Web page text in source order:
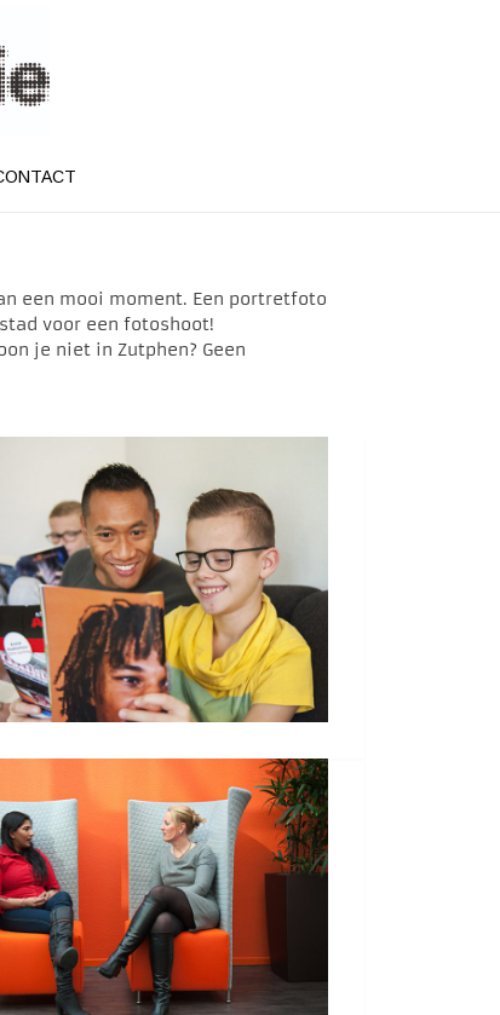
een mooi moment. Een portretfoto
voor een fotoshoot!
je niet in Zutphen? Geen